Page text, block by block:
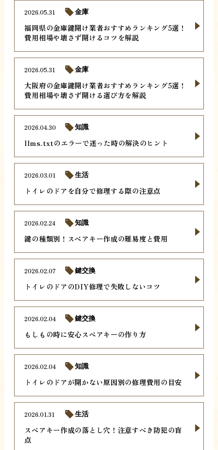
福岡県の金庫鍵開け業者おすすめランキング5選！
費用相場や壊さず開けるコツを解説
2026.05.31 金庫
大阪府の金庫鍵開け業者おすすめランキング5選！
費用相場や壊さず開ける選び方を解説
2026.05.31 金庫
llms.txtのエラーで迷った時の解決のヒント
2026.04.30 知識
トイレのドアを自分で修理する際の注意点
2026.03.01 生活
鍵の種類別！スペアキー作成の難易度と費用
2026.02.24 知識
トイレのドアのDIY修理で失敗しないコツ
2026.02.07 鍵交換
もしもの時に安心スペアキーの作り方
2026.02.04 鍵交換
トイレのドアが開かない原因別の修理費用の目安
2026.02.04 知識
スペアキー作成の落とし穴！注意すべき防犯の盲
点
2026.01.31 生活